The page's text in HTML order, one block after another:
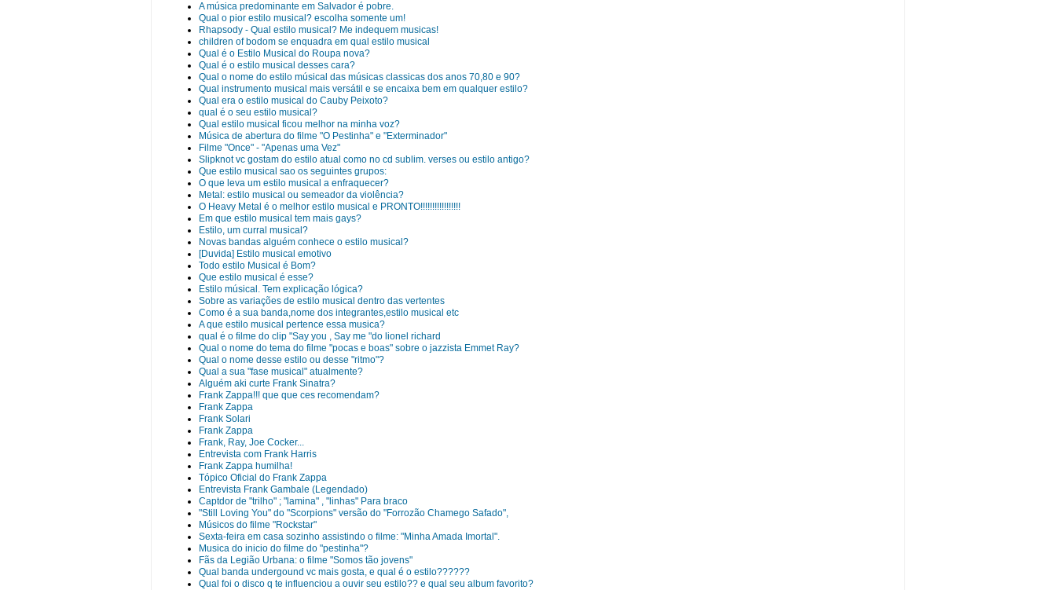
A música predominante em Salvador é pobre.
Qual o pior estilo musical? escolha somente um!
Rhapsody - Qual estilo musical? Me indequem musicas!
children of bodom se enquadra em qual estilo musical
Qual é o Estilo Musical do Roupa nova?
Qual é o estilo musical desses cara?
Qual o nome do estilo músical das músicas classicas dos anos 70,80 e 90?
Qual instrumento musical mais versátil e se encaixa bem em qualquer estilo?
Qual era o estilo musical do Cauby Peixoto?
qual é o seu estilo musical?
Qual estilo musical ficou melhor na minha voz?
Música de abertura do filme "O Pestinha" e "Exterminador"
Filme "Once" - "Apenas uma Vez"
Slipknot vc gostam do estilo atual como no cd sublim. verses ou estilo antigo?
Que estilo musical sao os seguintes grupos:
O que leva um estilo musical a enfraquecer?
Metal: estilo musical ou semeador da violência?
O Heavy Metal é o melhor estilo musical e PRONTO!!!!!!!!!!!!!!!!!
Em que estilo musical tem mais gays?
Estilo, um curral musical?
Novas bandas alguém conhece o estilo musical?
[Duvida] Estilo musical emotivo
Todo estilo Musical é Bom?
Que estilo musical é esse?
Estilo músical. Tem explicação lógica?
Sobre as variações de estilo musical dentro das vertentes
Como é a sua banda,nome dos integrantes,estilo musical etc
A que estilo musical pertence essa musica?
qual é o filme do clip "Say you , Say me "do lionel richard
Qual o nome do tema do filme "pocas e boas" sobre o jazzista Emmet Ray?
Qual o nome desse estilo ou desse "ritmo"?
Qual a sua "fase musical" atualmente?
Alguém aki curte Frank Sinatra?
Frank Zappa!!! que que ces recomendam?
Frank Zappa
Frank Solari
Frank Zappa
Frank, Ray, Joe Cocker...
Entrevista com Frank Harris
Frank Zappa humilha!
Tópico Oficial do Frank Zappa
Entrevista Frank Gambale (Legendado)
Captdor de "trilho" ; "lamina" , "linhas" Para braco
"Still Loving You" do "Scorpions" versão do "Forrozão Chamego Safado",
Músicos do filme "Rockstar"
Sexta-feira em casa sozinho assistindo o filme: "Minha Amada Imortal".
Musica do inicio do filme do "pestinha"?
Fãs da Legião Urbana: o filme "Somos tão jovens"
Qual banda undergound vc mais gosta, e qual é o estilo??????
Qual foi o disco q te influenciou a ouvir seu estilo?? e qual seu album favorito?